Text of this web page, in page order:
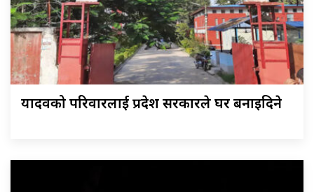
यादवको परिवारलाई प्रदेश सरकारले घर बनाइदिने